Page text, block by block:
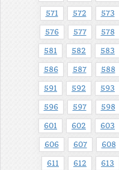
571 572 573
576 577 578
581 582 583
586 587 588
591 592 593
596 597 598
601 602 603
606 607 608
611 612 613